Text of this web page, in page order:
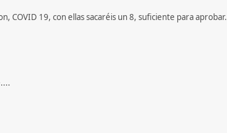
COVID 19, con ellas sacaréis un 8, suficiente para aprobar.